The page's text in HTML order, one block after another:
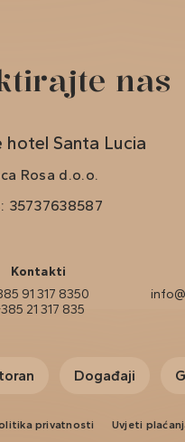
nas
hotel Santa Lucia
Rosa d.o.o.
35737638587
Kontakti
91 317 8350
21 317 835
Događaji
privatnosti
Uvjeti